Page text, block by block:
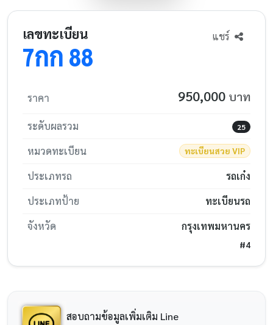
เลขทะเบียน
7กก 88
แชร์
ราคา 950,000 บาท
ระดับผลรวม 25
หมวดทะเบียน ทะเบียนสวย VIP
ประเภทรถ
รถเก๋ง
ประเภทป้าย
ทะเบียนรถ
จังหวัด
กรุงเทพมหานคร
#4
สอบถามข้อมูลเพิ่มเติม Line